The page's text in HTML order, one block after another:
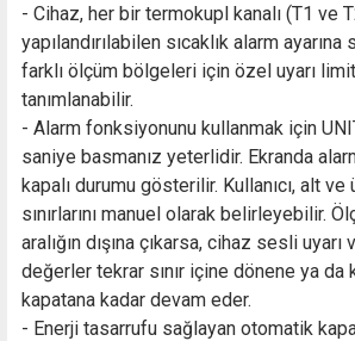
- Cihaz, her bir termokupl kanalı (T1 ve
yapılandırılabilen sıcaklık alarm
farklı ölçüm bölgeleri için özel uyarı
tanımlanabilir.
- Alarm fonksiyonunu kullanmak için
saniye basmanız yeterlidir. Ekranda
kapalı durumu gösterilir. Kullanıcı, alt ve
sınırlarını manuel olarak belirleyebilir.
aralığın dışına çıkarsa, cihaz sesli uyarı
değerler tekrar sınır içine dönene ya da
kapatana kadar devam eder.
- Enerji tasarrufu sağlayan otomatik